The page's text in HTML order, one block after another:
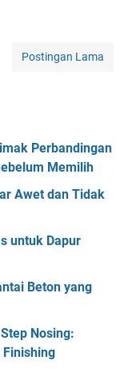
Postingan Lama
Perbandingan
Memilih
Awet dan Tidak
untuk Dapur
Beton yang
Nosing:
Finishing